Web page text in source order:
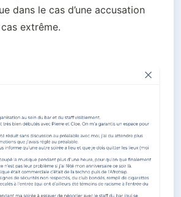
dans le cas d’une accusation
extrême.